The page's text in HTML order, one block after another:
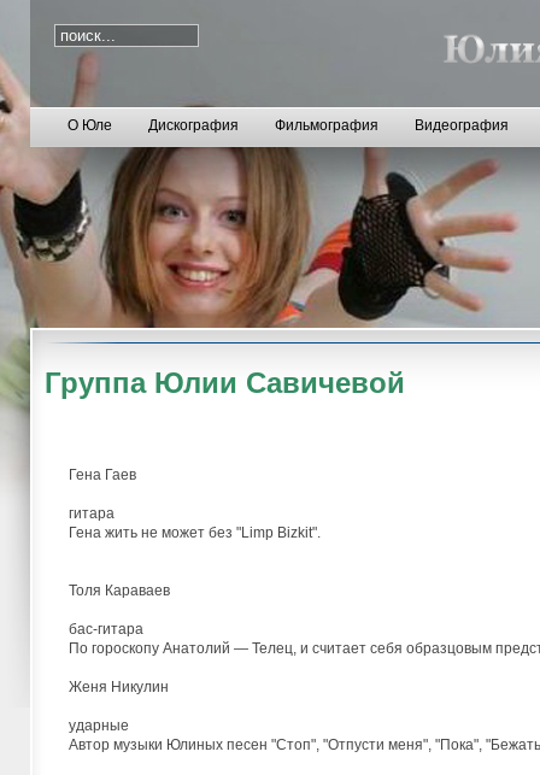
О Юле Дискография Фильмография Видеография
Группа Юлии Савичевой
Гена Гаев
гитара
Гена жить не может без "Limp Bizkit".
Толя Караваев
бас-гитара
По гороскопу Анатолий — Телец, и считает себя образцовым
Женя Никулин
ударные
Автор музыки Юлиных песен "Стоп", "Отпусти меня", "Пока",